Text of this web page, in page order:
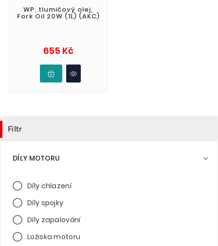
WP, tlumičový olej,
Fork Oil 20W (1L) (AKC)
655 KčCena
Filtr
DÍLY MOTORU 
Díly chlazení
Díly spojky
Díly zapalování
Ložiska motoru